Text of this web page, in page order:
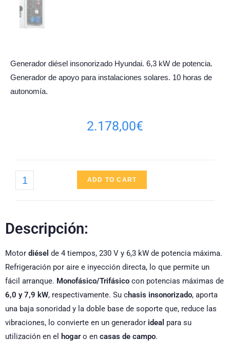
Generador diésel insonorizado Hyundai. 6,3 kW de potencia.
Generador de apoyo para instalaciones solares. 10 horas de
autonomía.
2.178,00€
ADD TO CART
Descripción:
Motor diésel de 4 tiempos, 230 V y 6,3 kW de potencia máxima.
Refrigeración por aire e inyección directa, lo que permite un
fácil arranque. Monofásico/Trifásico con potencias máximas de
6,0 y 7,9 kW, respectivamente. Su chasis insonorizado, aporta
una baja sonoridad y la doble base de soporte que, reduce las
vibraciones, lo convierte en un generador ideal para su
utilización en el hogaro en casas de campo.